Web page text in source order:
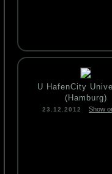
U HafenCity
(Hamburg)
23.12.2012 Show